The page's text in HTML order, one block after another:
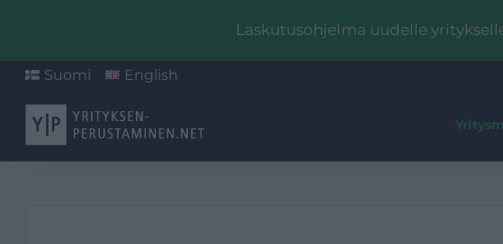
Laskutusohjelma uudelle
Suomi English